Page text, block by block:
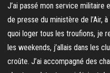
J’ai passé mon service militaire
de presse du ministère de l’Air,
quoi loger tous les troufions, je
les weekends, j’allais dans les
croûte. J’ai accompagné des